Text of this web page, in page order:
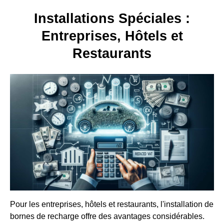
Installations Spéciales :
Entreprises, Hôtels et
Restaurants
Pour les entreprises, hôtels et restaurants, l'installation de
bornes de recharge offre des avantages considérables.